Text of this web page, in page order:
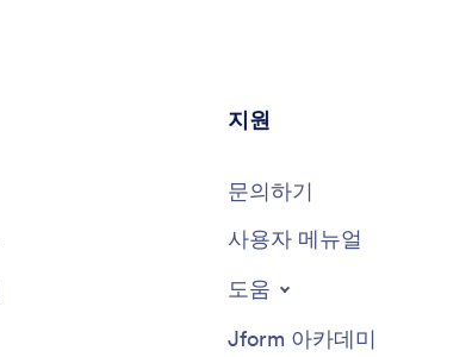
지원
문의하기
사용자 메뉴얼
도움
Jform 아카데미